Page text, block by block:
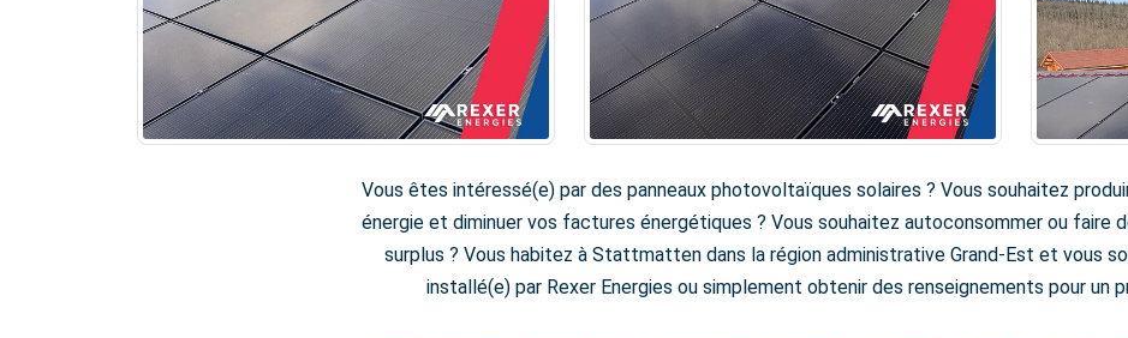
Vous êtes intéressé(e) par des panneaux photovoltaïques solaires ? Vous souhaitez
énergie et diminuer vos factures énergétiques ? Vous souhaitez autoconsommer ou faire
surplus ? Vous habitez à Stattmatten dans la région administrative Grand-Est et vous
installé(e) par Rexer Energies ou simplement obtenir des renseignements pour un